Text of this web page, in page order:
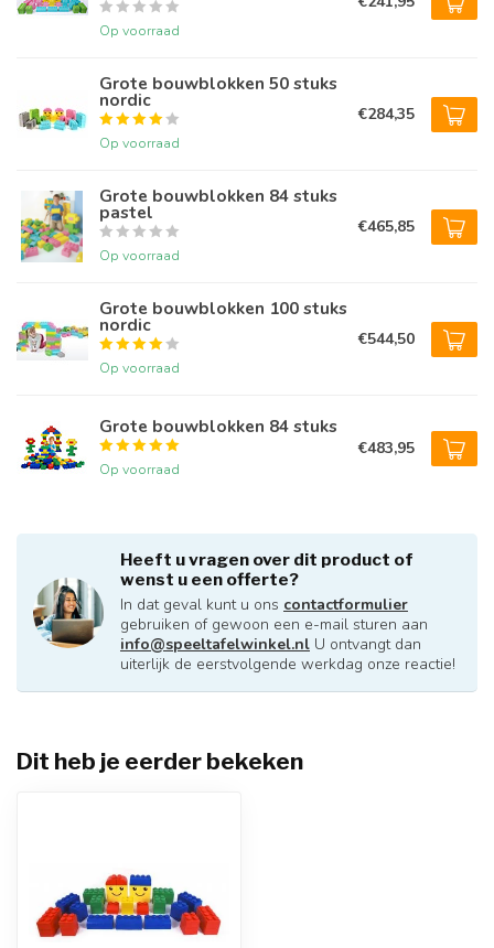
Op voorraad
Grote bouwblokken 50 stuks
nordic
Op voorraad
€284,35
Grote bouwblokken 84 stuks
pastel
Op voorraad
€465,85
Grote bouwblokken 100 stuks
nordic
Op voorraad
€544,50
Grote bouwblokken 84 stuks
Op voorraad
€483,95
Heeft u vragen over dit product of
wenst u een offerte?
In dat geval kunt u ons contactformulier
gebruiken of gewoon een e-mail sturen aan
info@speeltafelwinkel.nl U ontvangt dan
uiterlijk de eerstvolgende werkdag onze reactie!
Dit heb je eerder bekeken